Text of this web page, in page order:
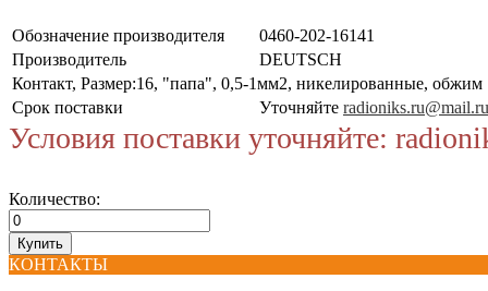
Обозначение производителя
0460-202-16141
Производитель
DEUTSCH
Контакт, Размер:16, "папа", 0,5-1мм2, никелированные, обжим
Срок поставки
Уточняйте radioniks.ru@mail.ru
Условия поставки уточняйте:
Количество:
КОНТАКТЫ